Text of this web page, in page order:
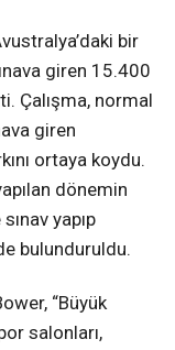
bir
giren 15.400
Çalışma, normal
giren
ortaya koydu.
dönemin
yapıp
bulunduruldu.
“Büyük
salonları,